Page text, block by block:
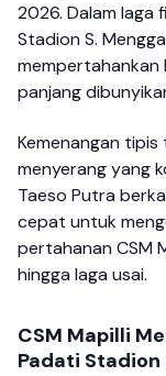
2026. Dalam laga
Stadion S.
mempertahankan
panjang
Kemenangan
menyerang yang
Taeso Putra
cepat untuk
pertahanan CSM
hingga laga usai.
CSM Mapilli
Padati Stadion